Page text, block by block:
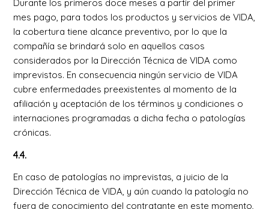
Durante los primeros doce meses a partir del primer
mes pago, para todos los productos y servicios de VIDA,
la cobertura tiene alcance preventivo, por lo que la
compañía se brindará solo en aquellos casos
considerados por la Dirección Técnica de VIDA como
imprevistos. En consecuencia ningún servicio de VIDA
cubre enfermedades preexistentes al momento de la
afiliación y aceptación de los términos y condiciones o
internaciones programadas a dicha fecha o patologías
crónicas.
4.4.
En caso de patologías no imprevistas, a juicio de la
Dirección Técnica de VIDA, y aún cuando la patología no
fuera de conocimiento del contratante en este momento,